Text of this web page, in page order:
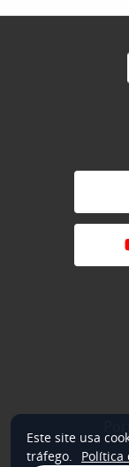
Este site usa
tráfego.
Política